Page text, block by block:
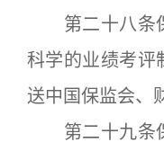
第二十八条保
科学的业绩考评
送中国保监会、
第二十九条保